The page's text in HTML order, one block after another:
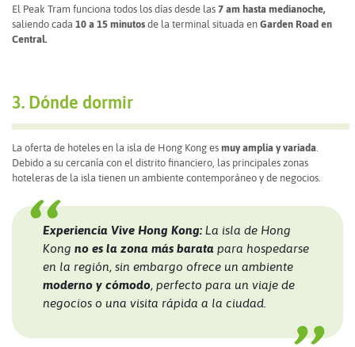
El Peak Tram funciona todos los días desde las 7 am hasta medianoche,
saliendo cada 10 a 15 minutos de la terminal situada en Garden Road en
Central.
3. Dónde dormir
La oferta de hoteles en la isla de Hong Kong es muy amplia y variada
Debido a su cercanía con el distrito financiero, las principales zonas
hoteleras de la isla tienen un ambiente contemporáneo y de negocios.
Experiencia Vive Hong Kong: La isla de Hong
Kong no es la zona más barata para hospedarse
en la región, sin embargo ofrece un ambiente
moderno y cómodo, perfecto para un viaje de
negocios o una visita rápida a la ciudad.